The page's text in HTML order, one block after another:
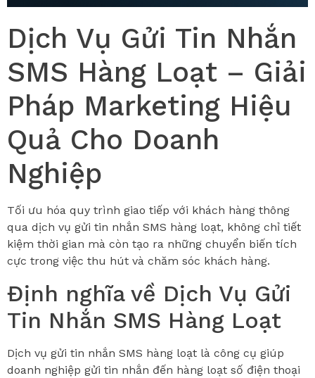
Dịch Vụ Gửi Tin Nhắn
SMS Hàng Loạt – Giải
Pháp Marketing Hiệu
Quả Cho Doanh
Nghiệp
Tối ưu hóa quy trình giao tiếp với khách hàng thông
qua dịch vụ gửi tin nhắn SMS hàng loạt, không chỉ tiết
kiệm thời gian mà còn tạo ra những chuyển biến tích
cực trong việc thu hút và chăm sóc khách hàng.
Định nghĩa về Dịch Vụ Gửi
Tin Nhắn SMS Hàng Loạt
Dịch vụ gửi tin nhắn SMS hàng loạt là công cụ giúp
doanh nghiệp gửi tin nhắn đến hàng loạt số điện thoại